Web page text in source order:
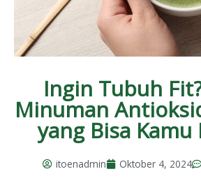
Ingin Tubuh
Minuman
yang Bisa
itoenadmin Oktober 4, 2024